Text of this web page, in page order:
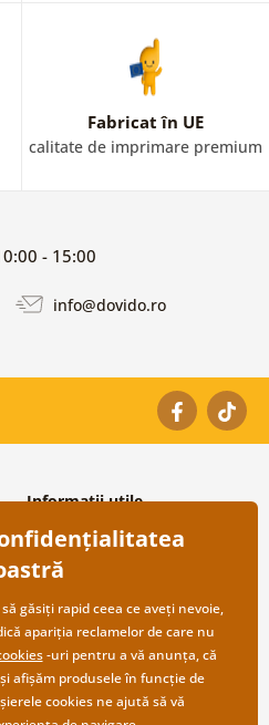
Fabricat în UE
calitate de imprimare premium
- 15:00
info@dovido.ro
Informații utile
Despre noi
Întrebări frecvente
Contacte
Cooperare angro
găsiți rapid ceea ce aveți nevoie,
apariția reclamelor de care nu
-uri pentru a vă anunța, că
afișăm produsele în funcție de
cookies ne ajută să vă